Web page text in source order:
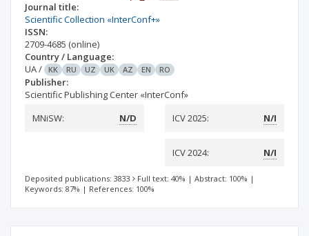
Journal title:
Scientific Collection «InterConf+»
ISSN:
2709-4685 (online)
Country / Language:
UA/ KK RU UZ UK AZ EN RO
Publisher:
Scientific Publishing Center «InterConf»
MNiSW:
N/D ICV 2025: N/I
ICV 2024: N/I
Deposited publications: 3833 Full text: 40% | Abstract: 100% |
Keywords: 87% | References: 100%